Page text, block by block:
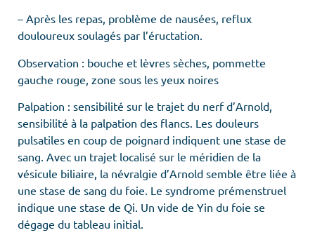
– Après les repas, problème de nausées, reflux
douloureux soulagés par l’éructation.
Observation : bouche et lèvres sèches, pommette
gauche rouge, zone sous les yeux noires
Palpation : sensibilité sur le trajet du nerf d’Arnold,
sensibilité à la palpation des flancs. Les douleurs
pulsatiles en coup de poignard indiquent une stase de
sang. Avec un trajet localisé sur le méridien de la
vésicule biliaire, la névralgie d’Arnold semble être liée à
une stase de sang du foie. Le syndrome prémenstruel
indique une stase de Qi. Un vide de Yin du foie se
dégage du tableau initial.